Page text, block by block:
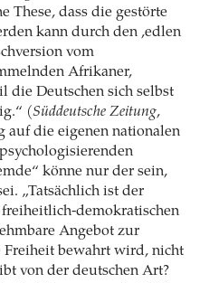
These, dass die gestörte
kann durch den ,edlen
vom
Afrikaner,
die Deutschen sich selbst
(Süddeutsche Zeitung,
auf die eigenen nationalen
könne nur der sein,
„Tatsächlich ist der
demokratischen
Angebot zur
Freiheit bewahrt wird, nicht
von der deutschen Art?